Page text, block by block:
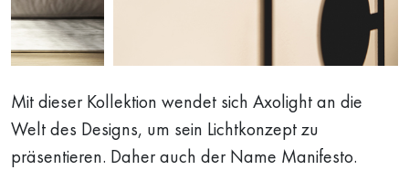
Mit dieser Kollektion wendet sich Axolight an die
Welt des Designs, um sein Lichtkonzept zu
präsentieren. Daher auch der Name Manifesto.